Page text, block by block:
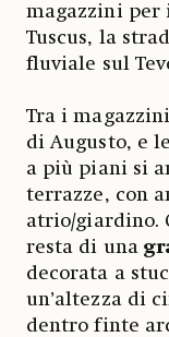
magazzini per
Tuscus, la
fluviale sul
Tra i
di Augusto, e
a più piani si
terrazze, con
atrio/giardino.
resta di una
decorata a
un’altezza di
dentro finte